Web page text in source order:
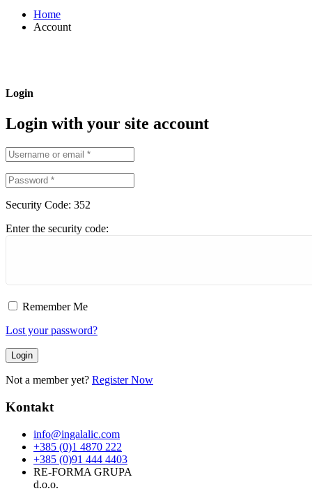
Home
Account
Login
Login with your site account
Security Code: 352
Enter the security code:
Remember Me
Lost your password?
Not a member yet? Register Now
Kontakt
info@ingalalic.com
+385 (0)1 4870 222
+385 (0)91 444 4403
RE-FORMA GRUPA
d.o.o.